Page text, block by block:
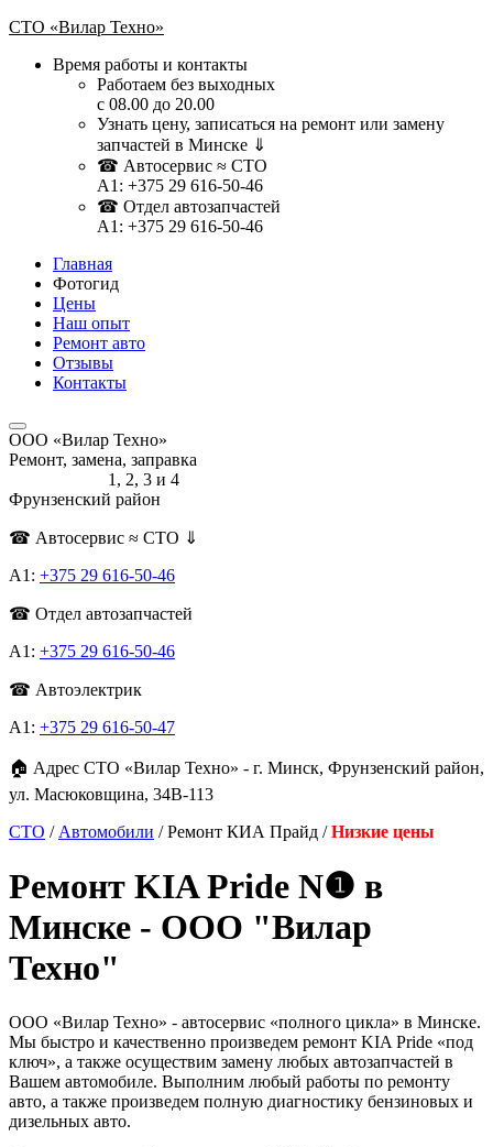
СТО «Вилар Техно»
Время работы и контакты
Работаем без выходных
с 08.00 до 20.00
Узнать цену, записаться на ремонт или замену
запчастей в Минске ⇓
☎ Автосервис ≈ СТО
A1: +375 29 616-50-46
☎ Отдел автозапчастей
A1: ‎+375 29 616-50-46
Главная
Фотогид
Цены
Наш опыт
Ремонт авто
Отзывы
Контакты
ООО «Вилар Техно»
Ремонт, замена, заправка
1, 2, 3 и 4
Фрунзенский район
☎ Автосервис ≈ СТО ⇓
А1: +375 29 616-50-46
☎ Отдел автозапчастей
A1: +375 29 616-50-46
☎ Автоэлектрик
A1: +375 29 616-50-47
🏠 Адрес СТО «Вилар Техно» - г. Минск, Фрунзенский район,
ул. Масюковщина, 34В-113
СТО / Автомобили / Ремонт КИА Прайд /Низкие цены
Ремонт KIA Pride N❶ в
Минске - ООО "Вилар
Техно"
ООО «Вилар Техно» - автосервис «полного цикла» в Минске.
Мы быстро и качественно произведем ремонт KIA Pride «под
ключ», а также осуществим замену любых автозапчастей в
Вашем автомобиле. Выполним любый работы по ремонту
авто, а также произведем полную диагностику бензиновых и
дизельных авто.